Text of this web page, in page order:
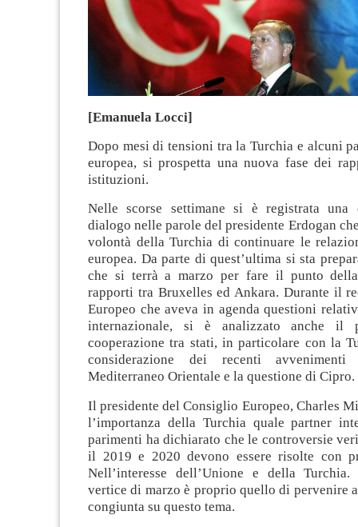
[Emanuela Locci]
Dopo mesi di tensioni tra la Turchia e alcuni
europea, si prospetta una nuova fase dei
istituzioni.
Nelle scorse settimane si è registrata una
dialogo nelle parole del presidente Erdogan
volontà della Turchia di continuare le
europea. Da parte di quest’ultima si sta
che si terrà a marzo per fare il punto
rapporti tra Bruxelles ed Ankara. Durante il
Europeo che aveva in agenda questioni
internazionale, si è analizzato anche il
cooperazione tra stati, in particolare con la
considerazione dei recenti
Mediterraneo Orientale e la questione di Cipro.
Il presidente del Consiglio Europeo, Charles
l’importanza della Turchia quale partner
parimenti ha dichiarato che le controversie
il 2019 e 2020 devono essere risolte con
Nell’interesse dell’Unione e della
vertice di marzo è proprio quello di pervenire
congiunta su questo tema.